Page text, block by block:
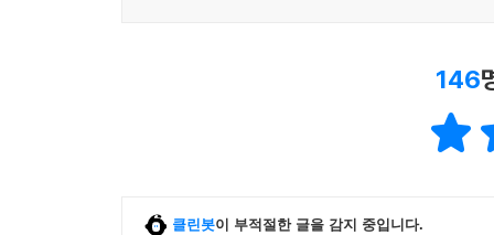
146
클린봇이 부적절한 글을 감지 중입니다.